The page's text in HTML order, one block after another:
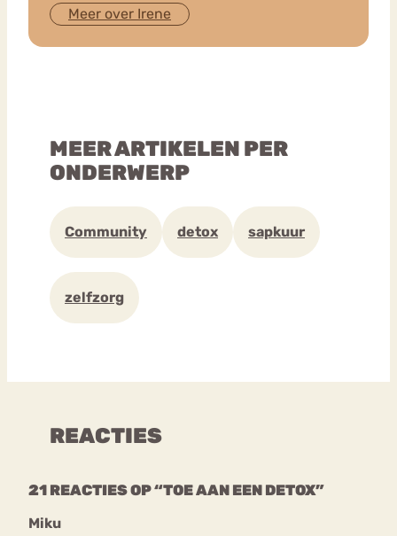
Meer over Irene
MEER ARTIKELEN PER
ONDERWERP
Community detox sapkuur
zelfzorg
REACTIES
21 REACTIES OP “TOE AAN EEN DETOX”
Miku